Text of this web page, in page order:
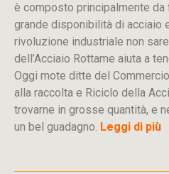
è composto principalmente da
grande disponibilità di acciaio
rivoluzione industriale non
dell’Acciaio Rottame aiuta a
Oggi mote ditte del
alla raccolta e Riciclo della
trovarne in grosse quantità, e
un bel guadagno. Leggi di più